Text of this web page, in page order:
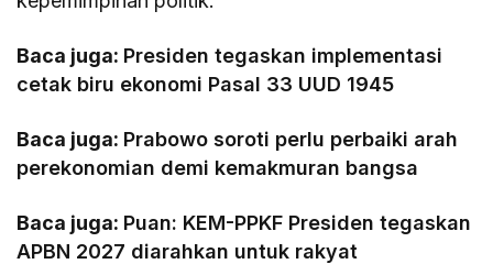
Baca juga: Presiden tegaskan implementasi
cetak biru ekonomi Pasal 33 UUD 1945
Baca juga: Prabowo soroti perlu perbaiki arah
perekonomian demi kemakmuran bangsa
Baca juga: Puan: KEM-PPKF Presiden tegaskan
APBN 2027 diarahkan untuk rakyat